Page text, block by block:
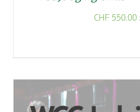
CHF 550.00